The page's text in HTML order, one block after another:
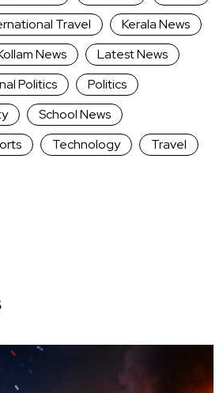
Travel
Kerala News
News
Latest News
Politics
Politics
School News
Technology
Travel